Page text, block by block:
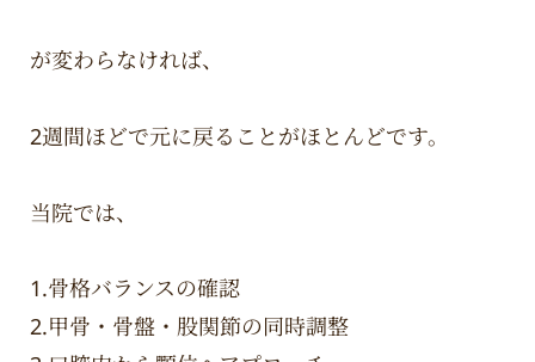
が変わらなければ、
2週間ほどで元に戻ることがほとんどです。
当院では、
1.骨格バランスの確認
2.甲骨・骨盤・股関節の同時調整